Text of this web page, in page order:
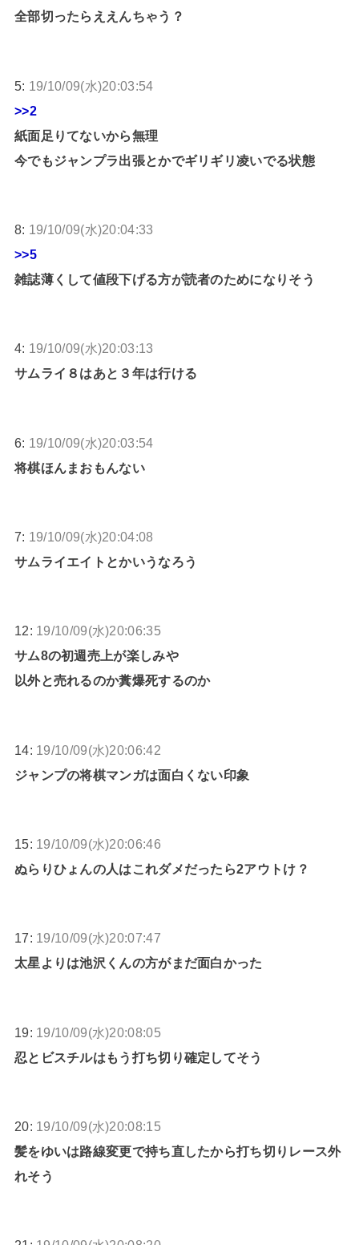
全部切ったらええんちゃう？
5: 19/10/09(水)20:03:54
>>2
紙面足りてないから無理
今でもジャンプラ出張とかでギリギリ凌いでる状態
8: 19/10/09(水)20:04:33
>>5
雑誌薄くして値段下げる方が読者のためになりそう
4: 19/10/09(水)20:03:13
サムライ８はあと３年は行ける
6: 19/10/09(水)20:03:54
将棋ほんまおもんない
7: 19/10/09(水)20:04:08
サムライエイトとかいうなろう
12: 19/10/09(水)20:06:35
サム8の初週売上が楽しみや
以外と売れるのか糞爆死するのか
14: 19/10/09(水)20:06:42
ジャンプの将棋マンガは面白くない印象
15: 19/10/09(水)20:06:46
ぬらりひょんの人はこれダメだったら2アウトけ？
17: 19/10/09(水)20:07:47
太星よりは池沢くんの方がまだ面白かった
19: 19/10/09(水)20:08:05
忍とビスチルはもう打ち切り確定してそう
20: 19/10/09(水)20:08:15
髪をゆいは路線変更で持ち直したから打ち切りレース外
れそう